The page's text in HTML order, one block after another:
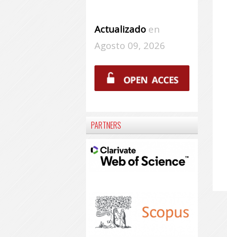
Actualizadoen
Agosto 09, 2026
PARTNERS